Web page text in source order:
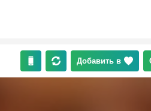
Добавить в